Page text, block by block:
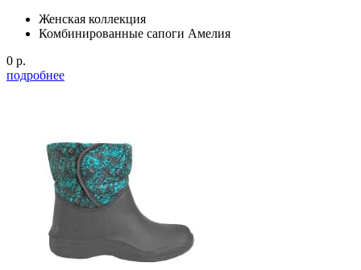
Женская коллекция
Комбинированные сапоги Амелия
0 р.
подробнее